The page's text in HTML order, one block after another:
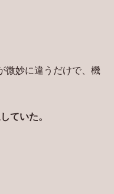
微妙に違うだけで、機
ていた。